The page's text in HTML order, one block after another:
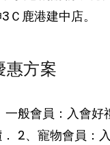
Ｃ鹿港建中店。
惠方案
一般會員：入會
2、寵物會員：